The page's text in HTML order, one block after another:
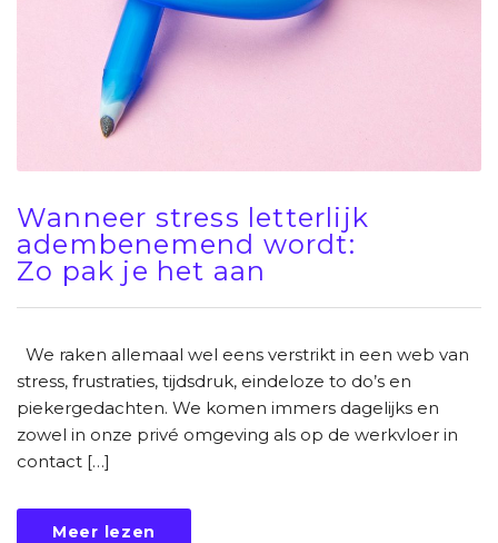
Wanneer stress letterlijk
adembenemend wordt:
Zo pak je het aan
We raken allemaal wel eens verstrikt in een web van
stress, frustraties, tijdsdruk, eindeloze to do’s en
piekergedachten. We komen immers dagelijks en
zowel in onze privé omgeving als op de werkvloer in
contact […]
Meer lezen